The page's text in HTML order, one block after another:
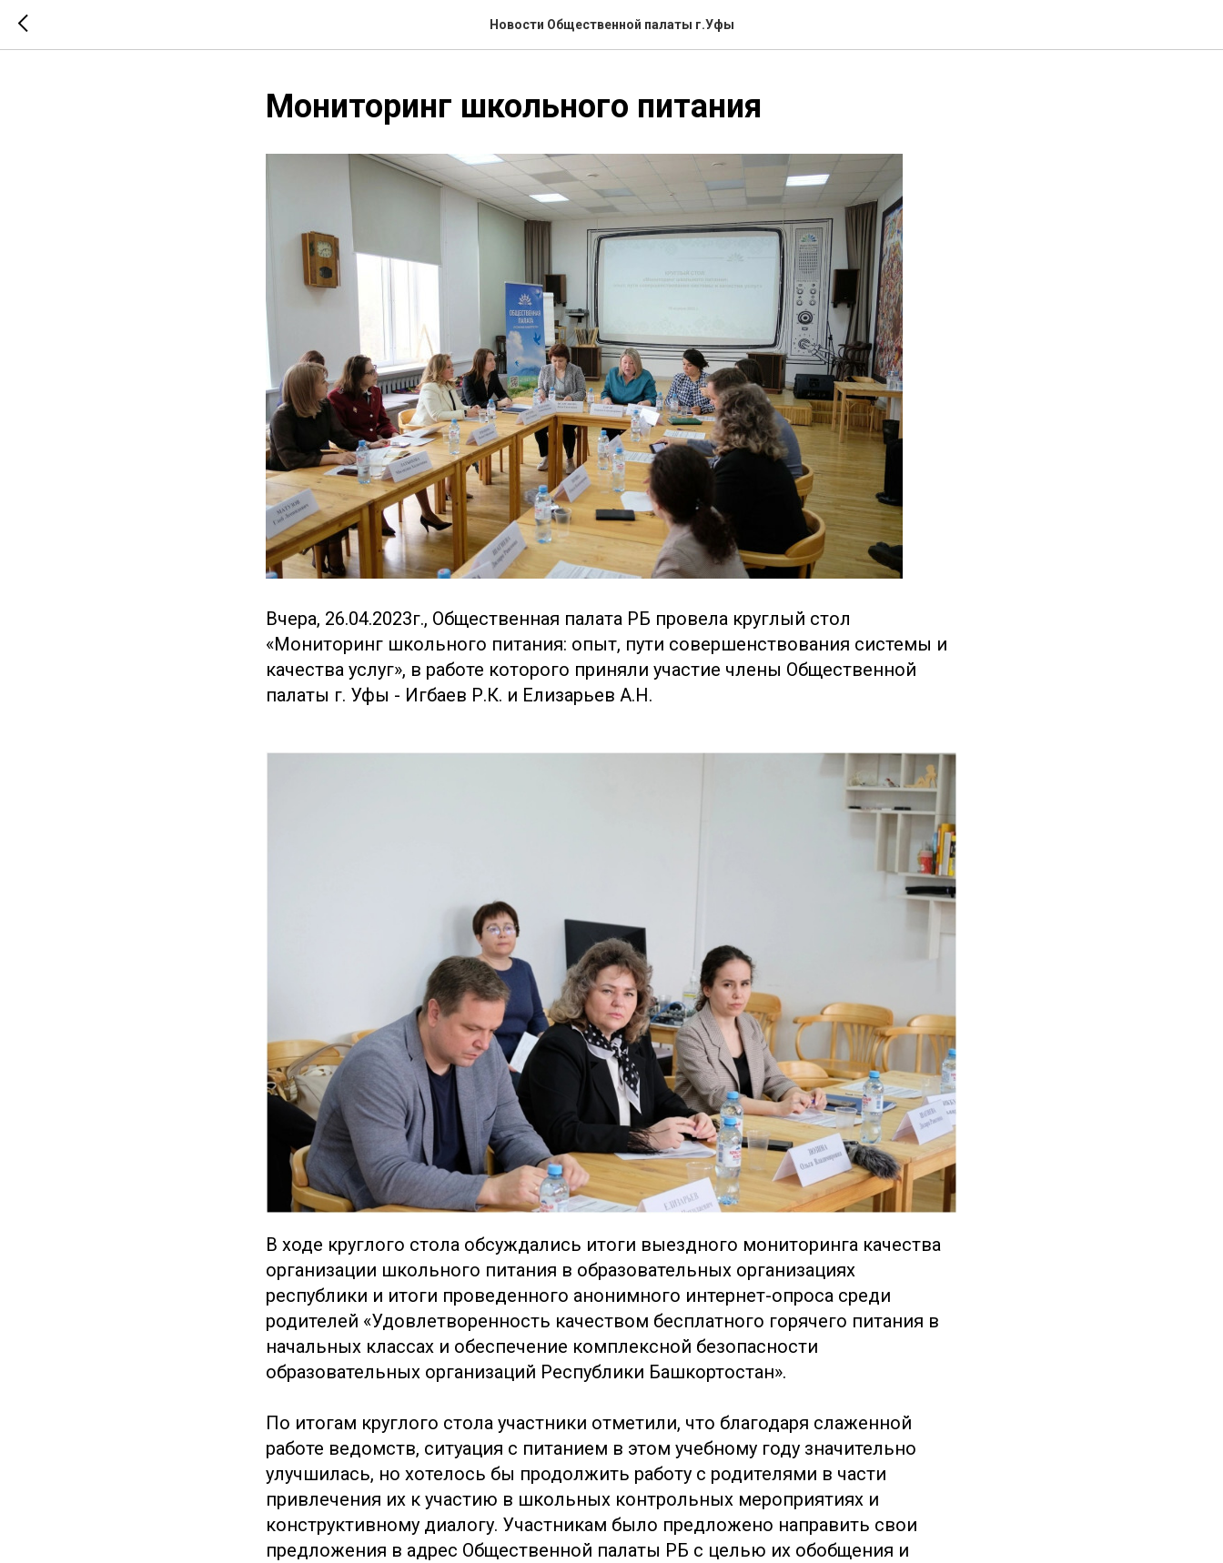
Новости Общественной палаты г.Уфы
Мониторинг школьного питания
Вчера, 26.04.2023г., Общественная палата РБ провела круглый стол
«Мониторинг школьного питания: опыт, пути совершенствования системы и
качества услуг», в работе которого приняли участие члены Общественной
палаты г. Уфы - Игбаев Р.К. и Елизарьев А.Н.
В ходе круглого стола обсуждались итоги выездного мониторинга качества
организации школьного питания в образовательных организациях
республики и итоги проведенного анонимного интернет-опроса среди
родителей «Удовлетворенность качеством бесплатного горячего питания в
начальных классах и обеспечение комплексной безопасности
образовательных организаций Республики Башкортостан».
По итогам круглого стола участники отметили, что благодаря слаженной
работе ведомств, ситуация с питанием в этом учебному году значительно
улучшилась, но хотелось бы продолжить работу с родителями в части
привлечения их к участию в школьных контрольных мероприятиях и
конструктивному диалогу. Участникам было предложено направить свои
предложения в адрес Общественной палаты РБ с целью их обобщения и